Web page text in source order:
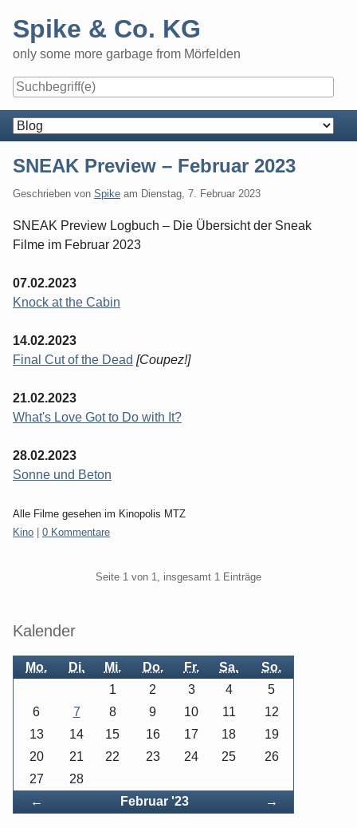
content
Spike & Co. KG
only some more garbage from Mörfelden
Navigation
SNEAK Preview – Februar 2023
Geschrieben von Spike am Dienstag, 7. Februar 2023
SNEAK Preview Logbuch – Die Übersicht der Sneak
Filme im Februar 2023
07.02.2023
Knock at the Cabin
14.02.2023
Final Cut of the Dead [Coupez!]
21.02.2023
What's Love Got to Do with It?
28.02.2023
Sonne und Beton
Alle Filme gesehen im Kinopolis MTZ
Kategorien:
Kino 0 Kommentare
Seite 1 von 1, insgesamt 1 Einträge
Seitenleiste
Kalender
Mo. Di. Mi. Do. Fr. Sa. So.
← Februar '23 Vorwärts
→
1 2 3 4
5
6
7 8 9 10 11
12
13
14 15 16 17 18
19
20
21 22 23 24 25
26
27
28